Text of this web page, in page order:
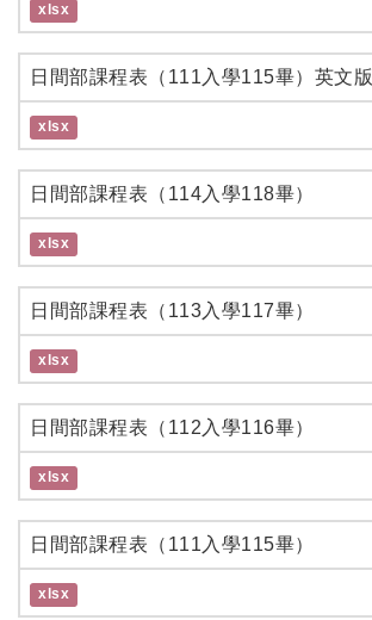
xlsx
日間部課程表（111入學115畢）英文版
xlsx
日間部課程表（114入學118畢）
xlsx
日間部課程表（113入學117畢）
xlsx
日間部課程表（112入學116畢）
xlsx
日間部課程表（111入學115畢）
xlsx